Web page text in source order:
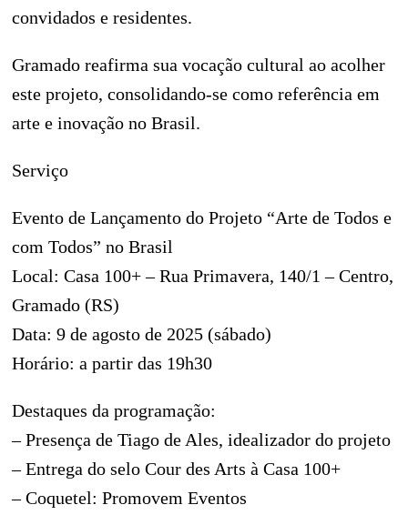
convidados e residentes.
Gramado reafirma sua vocação cultural ao acolher
este projeto, consolidando-se como referência em
arte e inovação no Brasil.
Serviço
Evento de Lançamento do Projeto “Arte de Todos e
com Todos” no Brasil
Local: Casa 100+ – Rua Primavera, 140/1 – Centro,
Gramado (RS)
Data: 9 de agosto de 2025 (sábado)
Horário: a partir das 19h30
Destaques da programação:
– Presença de Tiago de Ales, idealizador do projeto
– Entrega do selo Cour des Arts à Casa 100+
– Coquetel: Promovem Eventos